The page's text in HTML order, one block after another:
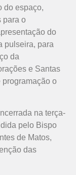
do espaço,
para o
do
pulseira, para
da
e Santas
programação o
na terça-
pelo Bispo
de Matos,
das